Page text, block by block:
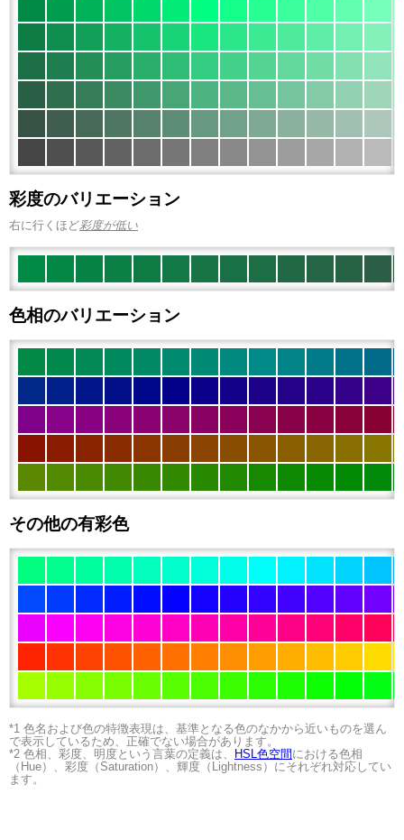
彩度のバリエーション
右に行くほど彩度が低い
色相のバリエーション
その他の有彩色
*1 色名および色の特徴表現は、基準となる色のなかから近いものを選ん
で表示しているため、正確でない場合があります。
*2 色相、彩度、明度という言葉の定義は、
HSL色空間 における色相
（Hue）、彩度（Saturation）、輝度（Lightness）にそれぞれ対応してい
ます。